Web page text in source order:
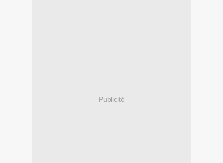
Publicité